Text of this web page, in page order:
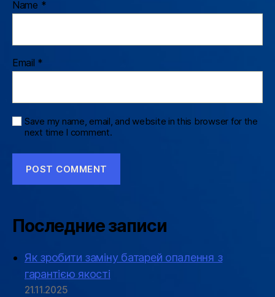
Name *
Email *
Save my name, email, and website in this browser for the
next time I comment.
Последние записи
Як зробити заміну батарей опалення з
гарантією якості
21.11.2025